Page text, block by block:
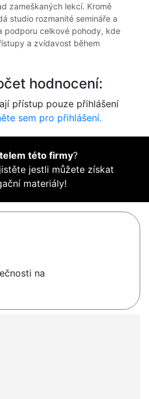
zameškaných lekcí. Kromě
studio rozmanité semináře a
podporu celkové pohody, kde
a zvídavost během
hodnocení:
přístup pouze přihlášení
sem pro přihlášení.
této firmy?
jestli můžete získat
materiály!
na